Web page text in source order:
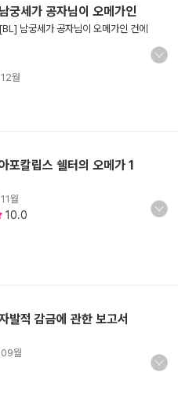
세가 공자님이 오메가인
[BL] 남궁세가 공자님이 오메가인 건에
월
칼립스 쉘터의 오메가 1
월
10.0
적 감금에 관한 보고서
월